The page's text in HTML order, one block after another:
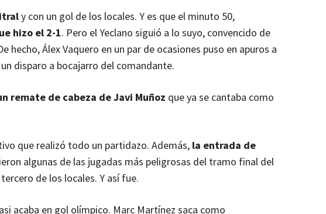
y con un gol de los locales. Y es que el minuto 50,
hizo el 2-1. Pero el Yeclano siguió a lo suyo, convencido de
Álex Vaquero en un par de ocasiones puso en apuros a
disparo a bocajarro del comandante.
remate de cabeza de Javi Muñoz que ya se cantaba como
que realizó todo un partidazo. Además, la entrada de
algunas de las jugadas más peligrosas del tramo final del
de los locales. Y así fue.
acaba en gol olímpico. Marc Martínez saca como